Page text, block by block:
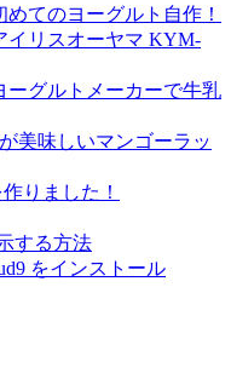
てのヨーグルト自作！
イリスオーヤマ KYM-
ーグルトメーカーで牛乳
美味しいマンゴーラッ
りました！
する方法
をインストール